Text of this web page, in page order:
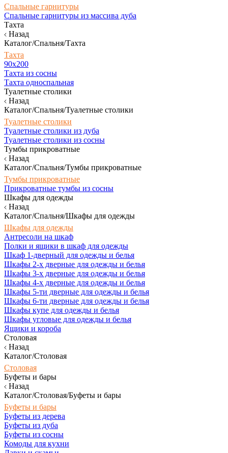
Спальные гарнитуры
Спальные гарнитуры из массива дуба
Тахта
Назад
Каталог/Спальня/Тахта
Тахта
90х200
Тахта из сосны
Тахта односпальная
Туалетные столики
Назад
Каталог/Спальня/Туалетные столики
Туалетные столики
Туалетные столики из дуба
Туалетные столики из сосны
Тумбы прикроватные
Назад
Каталог/Спальня/Тумбы прикроватные
Тумбы прикроватные
Прикроватные тумбы из сосны
Шкафы для одежды
Назад
Каталог/Спальня/Шкафы для одежды
Шкафы для одежды
Антресоли на шкаф
Полки и ящики в шкаф для одежды
Шкаф 1-дверный для одежды и белья
Шкафы 2-х дверные для одежды и белья
Шкафы 3-х дверные для одежды и белья
Шкафы 4-х дверные для одежды и белья
Шкафы 5-ти дверные для одежды и белья
Шкафы 6-ти дверные для одежды и белья
Шкафы купе для одежды и белья
Шкафы угловые для одежды и белья
Ящики и короба
Столовая
Назад
Каталог/Столовая
Столовая
Буфеты и бары
Назад
Каталог/Столовая/Буфеты и бары
Буфеты и бары
Буфеты из дерева
Буфеты из дуба
Буфеты из сосны
Комоды для кухни